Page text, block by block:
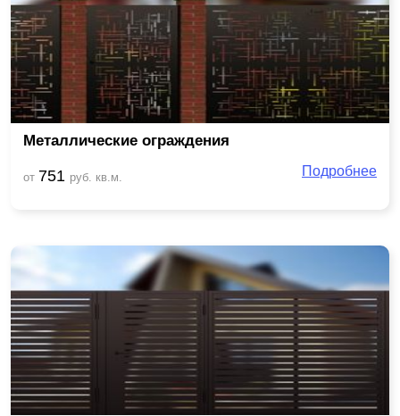
Металлические ограждения
от 751 руб. кв.м. Подробнее